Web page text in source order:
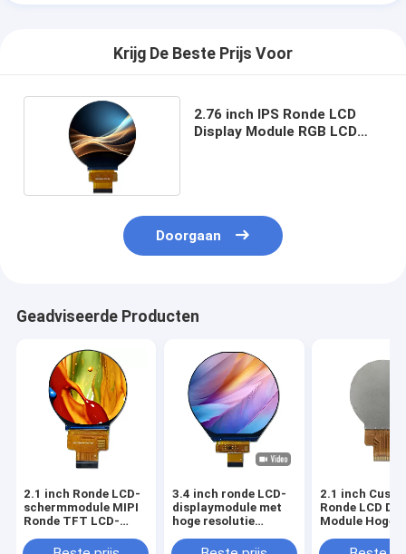
Krijg De Beste Prijs Voor
2.76 inch IPS Ronde LCD
Display Module RGB LCD
Doorgaan
Geadviseerde Producten
2.1 inch Ronde LCD-
schermmodule MIPI
Ronde TFT LCD-
3.4 inch ronde LCD-
displaymodule met
hoge resolutie
scherm
2.1 inch
Ronde LCD
Module Hoge